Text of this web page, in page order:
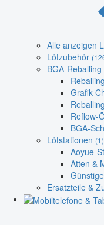
Alle anzeigen
Lötzubehör
BGA-
Grafik-
Reflow-
BGA-
Lötstationen (1)
Aoyue-
Atten &
Ersatzteile &